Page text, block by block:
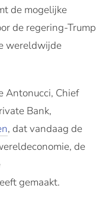
de mogelijke
de regering-Trump
wereldwijde
Antonucci, Chief
Bank,
, dat vandaag de
de
gemaakt.